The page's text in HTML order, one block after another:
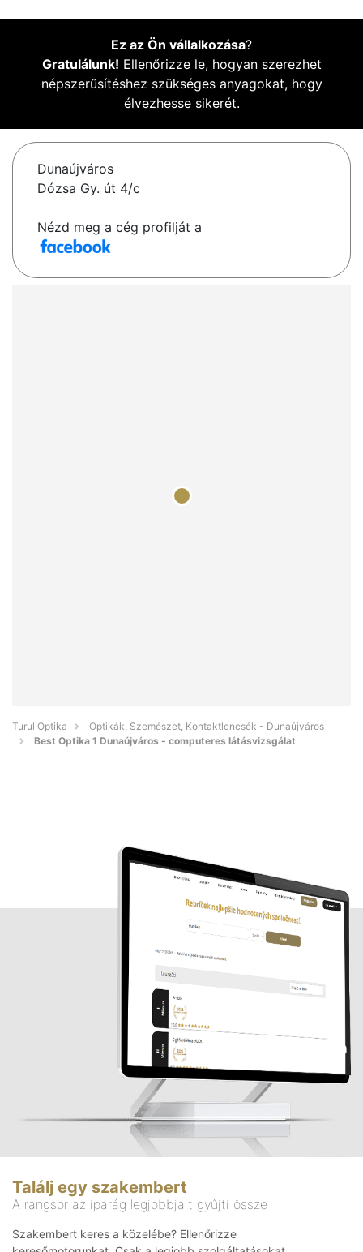
Ez az Ön vállalkozása?
Gratulálunk! Ellenőrizze le, hogyan szerezhet
népszerűsítéshez szükséges anyagokat, hogy
élvezhesse sikerét.
Dunaújváros
Dózsa Gy. út 4/c
Nézd meg a cég profilját a
Turul Optika
Optikák, Szemészet, Kontaktlencsék - Dunaújváros
Best Optika 1 Dunaújváros - computeres látásvizsgálat
Találj egy szakembert
A rangsor az iparág legjobbjait gyűjti össze
Szakembert keres a közelébe? Ellenőrizze